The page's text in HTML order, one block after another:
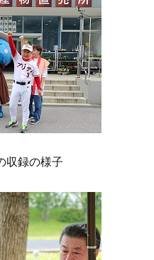
収録の様子